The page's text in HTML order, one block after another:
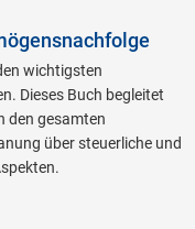
wichtigsten
Dieses Buch begleitet
den gesamten
über steuerliche und